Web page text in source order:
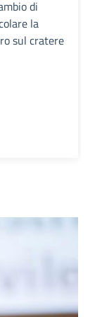
di
la
sul cratere